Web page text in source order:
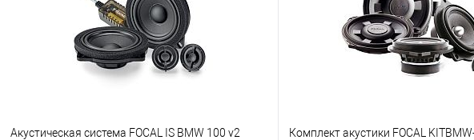
Акустическая система FOCAL IS BMW 100 v2 Комплект акустики FOCAL